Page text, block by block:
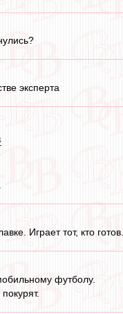
эксперта
Играет тот, кто
футболу.